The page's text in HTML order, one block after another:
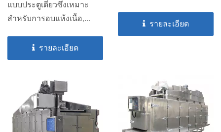
แบบประตูเดี่ยวซึ่งเหมาะ
สำหรับการอบแห้งเนื้อ,...
รายละเอียด
รายละเอียด